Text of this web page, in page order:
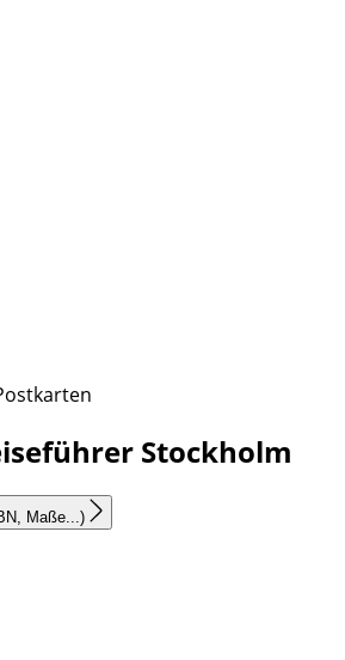
Stockholm
Maße...)